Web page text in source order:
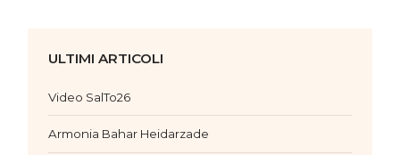
ULTIMI ARTICOLI
Video SalTo26
Armonia Bahar Heidarzade